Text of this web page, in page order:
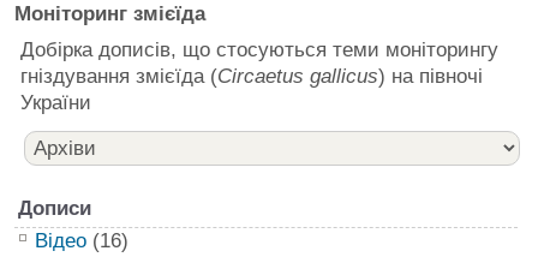
Моніторинг змієїда
Добірка дописів, що стосуються теми моніторингу
гніздування змієїда (Circaetus gallicus) на півночі
України
Дописи
Відео(16)